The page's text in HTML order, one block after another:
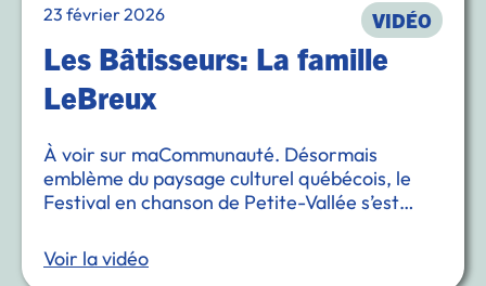
23 février 2026 VIDÉO
Les Bâtisseurs: La famille
LeBreux
À voir sur maCommunauté. Désormais
emblème du paysage culturel québécois, le
Festival en chanson de Petite-Vallée s’est
surtout de l’accueil de la famille Lebreux.
Voir la vidéo